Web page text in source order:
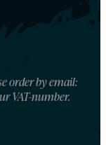
order by email:
VAT-number.